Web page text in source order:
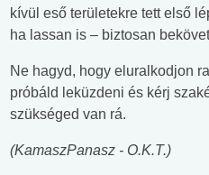
kívül eső területekre tett első
ha lassan is – biztosan
Ne hagyd, hogy eluralkodjon
próbáld leküzdeni és kérj
szükséged van rá.
(KamaszPanasz - O.K.T.)